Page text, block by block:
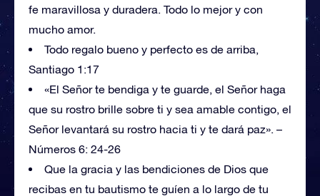
fe maravillosa y duradera. Todo lo mejor y con
mucho amor.
Todo regalo bueno y perfecto es de arriba,
Santiago 1:17
«El Señor te bendiga y te guarde, el Señor haga
que su rostro brille sobre ti y sea amable contigo, el
Señor levantará su rostro hacia ti y te dará paz». –
Números 6: 24-26
Que la gracia y las bendiciones de Dios que
recibas en tu bautismo te guíen a lo largo de tu